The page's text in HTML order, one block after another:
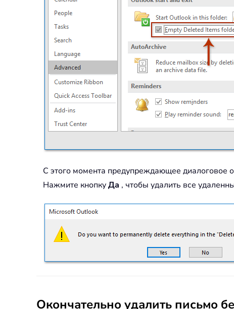
С этого момента предупреждающее диалоговое
Нажмите кнопкуДа , чтобы удалить все
Окончательно удалить письмо